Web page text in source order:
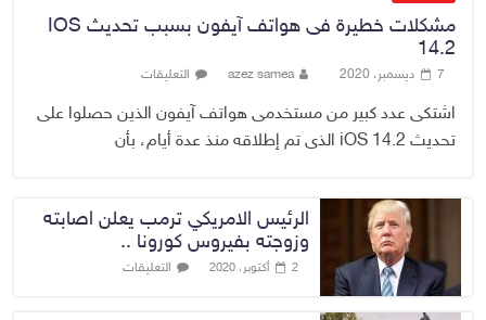
مشكلات خطيرة فى هواتف آيفون بسبب تحديث IOS
14.2
7 ديسمبر، 2020 azez samea التعليقات
اشتكى عدد كبير من مستخدمى هواتف آيفون الذين حصلوا على
تحديث iOS 14.2 الذى تم إطلاقه منذ عدة أيام، بأن
الرئيس الامريكي ترمب يعلن اصابته
وزوجته بفيروس كورونا ..
2 أكتوبر، 2020 التعليقات